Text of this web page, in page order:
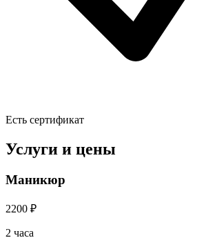
Есть сертификат
Услуги и цены
Маникюр
2200 ₽
2 часа